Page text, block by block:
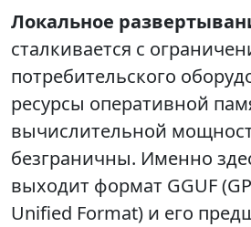
Локальное
сталкивается с
потребительского
ресурсы оперативной
вычислительной
безграничны. Именно
выходит формат GGUF
Unified Format) и его